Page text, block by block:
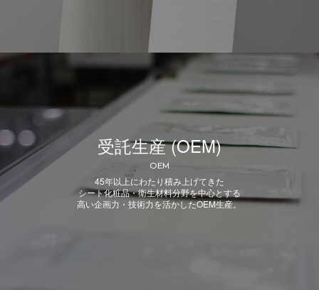
受託生産 (OEM)
OEM
45年以上にわたり積み上げてきた
シート化粧品・衛生材料分野を中心とする
高い企画力・技術力を活かしたOEM生産。